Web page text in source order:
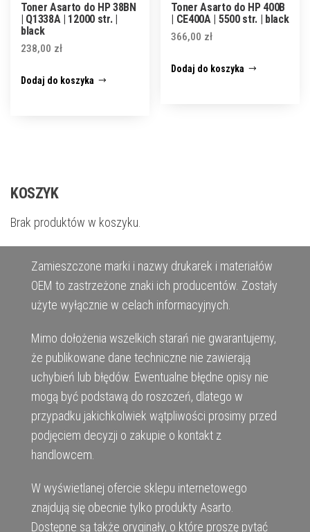
Toner Asarto do HP 38BN
| Q1338A | 12000 str. |
black
238,00 zł
Dodaj do koszyka
Toner Asarto do HP 400B
| CE400A | 5500 str. | black
366,00 zł
Dodaj do koszyka
KOSZYK
Brak produktów w koszyku.
Zamieszczone marki i nazwy drukarek i materiałów
OEM to zastrzeżone znaki ich producentów. Zostały
użyte wyłącznie w celach informacyjnych.
Mimo dołożenia wszelkich starań nie gwarantujemy,
że publikowane dane techniczne nie zawierają
uchybień lub błędów. Ewentualne błędne opisy nie
mogą być podstawą do roszczeń, dlatego w
przypadku jakichkolwiek wątpliwości prosimy przed
podjęciem decyzji o zakupie o kontakt z
handlowcem.
W wyświetlanej ofercie sklepu internetowego
znajdują się obecnie tylko produkty Asarto.
Dostępne są także oryginały, o które proszę pytać